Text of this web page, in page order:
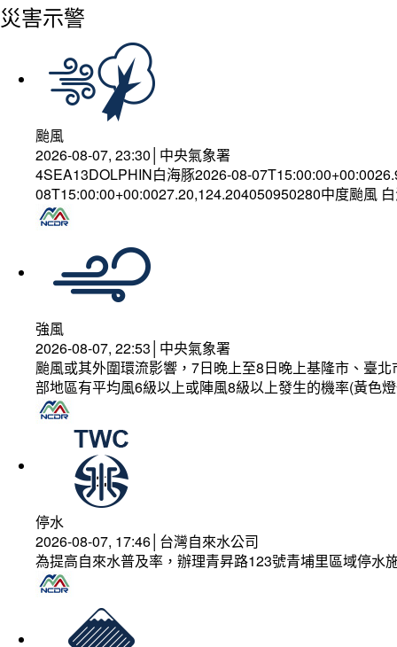
災害示警
颱風
2026-08-07, 23:30│中央氣象署
4SEA13DOLPHIN白海豚2026-08-
08T15:00:00+00:0027.20,124.204050950280中度颱風
強風
2026-08-07, 22:53│中央氣象署
颱風或其外圍環流影響，7日晚上至8日晚上基隆市、臺
部地區有平均風6級以上或陣風8級以上發生的機率(黃色
停水
2026-08-07, 17:46│台灣自來水公司
為提高自來水普及率，辦理青昇路123號青埔里區域停水